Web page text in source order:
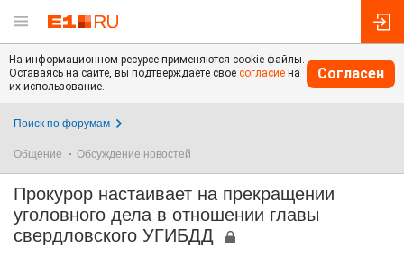
На информационном ресурсе применяются cookie-файлы.
Оставаясь на сайте, вы подтверждаете свое согласие на
их использование.
Согласен
Поиск по форумам
Общение Обсуждение новостей
Прокурор настаивает на прекращении
уголовного дела в отношении главы
свердловского УГИБДД